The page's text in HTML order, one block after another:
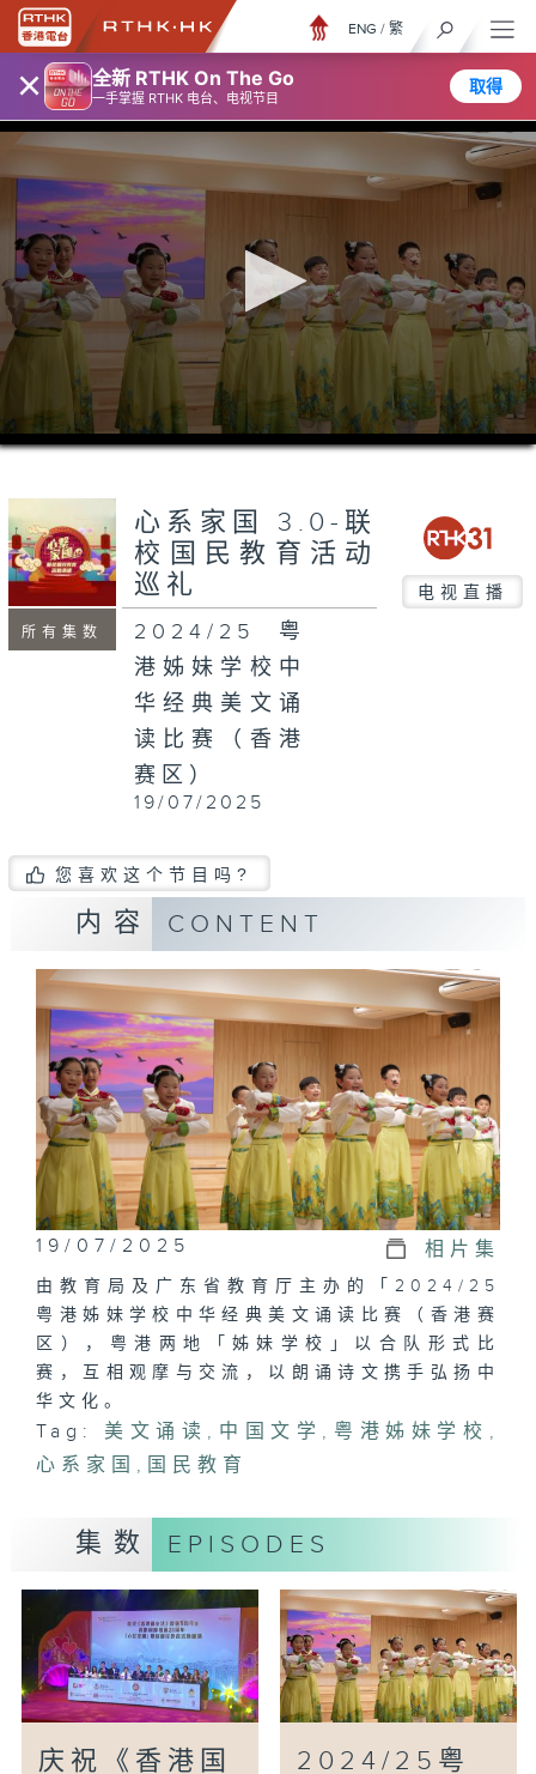
× 全新 RTHK On The Go
一手掌握 RTHK 电台、电视节目
取得
ENG / 繁
0
seconds
所有集数
心系家国 3.0-联
校国民教育活动
巡礼
电视直播
2024/25粤
港姊妹学校中
华经典美文诵
读比赛（香港
赛区）
19/07/2025
您喜欢这个节目吗?
内容 CONTENT
19/07/2025 相片集
由教育局及广东省教育厅主办的「2024/25
粤港姊妹学校中华经典美文诵读比赛（香港赛
区），粤港两地「姊妹学校」以合队形式比
赛，互相观摩与交流，以朗诵诗文携手弘扬中
华文化。
Tag: 美文诵读 , 中国文学 , 粤港姊妹学校 ,
心系家国 , 国民教育
集数 EPISODES
庆祝《香港国
2024/25粤